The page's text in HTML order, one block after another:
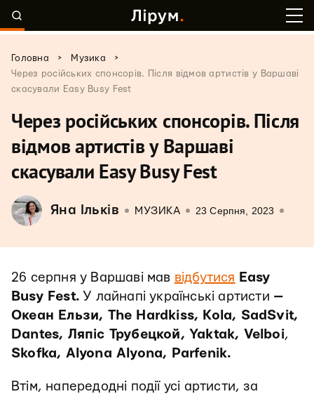
Головна > Музика
>
Через російських спонсорів. Після відмов артистів у Варшаві
скасували Easy Busy Fest
Через російських спонсорів. Після
відмов артистів у Варшаві
скасували Easy Busy Fest
Яна Ільків МУЗИКА 23 Серпня, 2023
26 серпня у Варшаві мав відбутися Easy
Busy Fest. У лайнапі українські артисти —
Океан Ельзи, The Hardkiss, Kola, SadSvit,
Dantes, Ляпіс Трубецкой, Yaktak, Velboi,
Skofka, Alyona Alyona, Parfenik.
Втім, напередодні події усі артисти, за